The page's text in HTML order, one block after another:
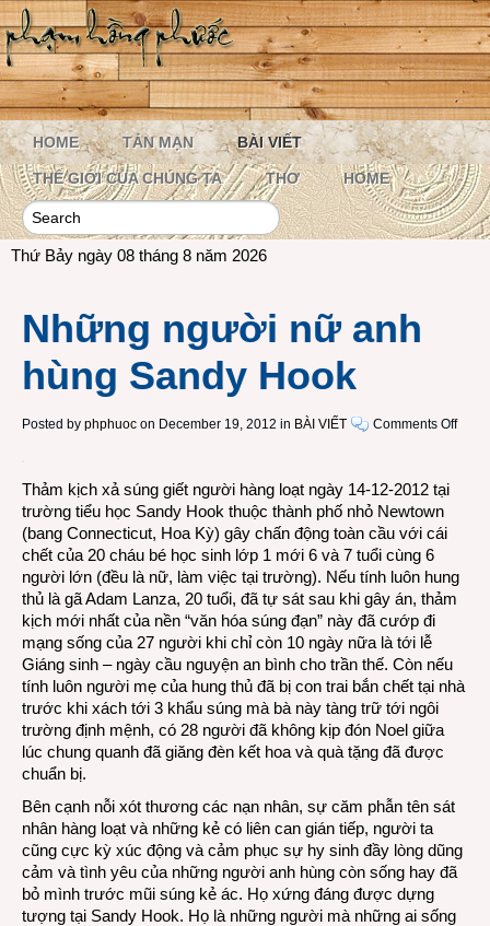
HOME TẢN MẠN BÀI VIẾT
THẾ GIỚI CỦA CHÚNG TA THƠ HOME
Thứ Bảy ngày 08 tháng 8 năm 2026
Những người nữ anh
hùng Sandy Hook
Posted by phphuoc on December 19, 2012 in BÀI VIẾT Comments Offon
Hook
Thảm kịch xả súng giết người hàng loạt ngày 14-12-2012 tại
trường tiểu học Sandy Hook thuộc thành phố nhỏ Newtown
(bang Connecticut, Hoa Kỳ) gây chấn động toàn cầu với cái
chết của 20 cháu bé học sinh lớp 1 mới 6 và 7 tuổi cùng 6
người lớn (đều là nữ, làm việc tại trường). Nếu tính luôn hung
thủ là gã Adam Lanza, 20 tuổi, đã tự sát sau khi gây án, thảm
kịch mới nhất của nền “văn hóa súng đạn” này đã cướp đi
mạng sống của 27 người khi chỉ còn 10 ngày nữa là tới lễ
Giáng sinh – ngày cầu nguyện an bình cho trần thế. Còn nếu
tính luôn người mẹ của hung thủ đã bị con trai bắn chết tại nhà
trước khi xách tới 3 khẩu súng mà bà này tàng trữ tới ngôi
trường định mệnh, có 28 người đã không kịp đón Noel giữa
lúc chung quanh đã giăng đèn kết hoa và quà tặng đã được
chuẩn bị.
Bên cạnh nỗi xót thương các nạn nhân, sự căm phẫn tên sát
nhân hàng loạt và những kẻ có liên can gián tiếp, người ta
cũng cực kỳ xúc động và cảm phục sự hy sinh đầy lòng dũng
cảm và tình yêu của những người anh hùng còn sống hay đã
bỏ mình trước mũi súng kẻ ác. Họ xứng đáng được dựng
tượng tại Sandy Hook. Họ là những người mà những ai sống